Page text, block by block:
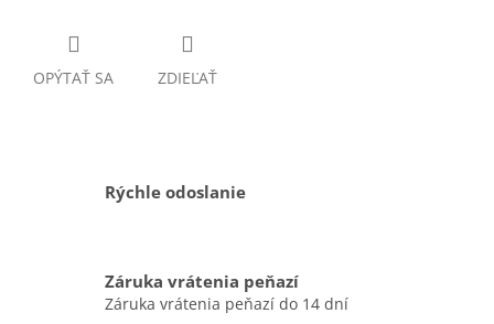
OPÝTAŤ SA ZDIEĽAŤ
Rýchle odoslanie
Záruka vrátenia peňazí
Záruka vrátenia peňazí do 14 dní